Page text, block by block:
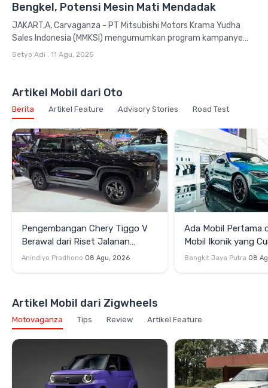
Bengkel, Potensi Mesin Mati Mendadak
JAKART,A, Carvaganza - PT Mitsubishi Motors Krama Yudha
Sales Indonesia (MMKSI) mengumumkan program kampanye
pemeriksaan atau recall untuk model kendaraan...
Setyo Adi . 11 Agu, 2025
Artikel Mobil dari Oto
Berita Artikel Feature Advisory Stories Road Test
Pengembangan Chery Tiggo V
Berawal dari Riset Jalanan
Indonesia
Anindiyo Pradhono 08 Agu, 2026
Ada Mobil Pertama
Mobil Ikonik yang
di GIIAS 2026
Bangkit Jaya Putra 08
Artikel Mobil dari Zigwheels
Motovaganza Tips Review Artikel Feature